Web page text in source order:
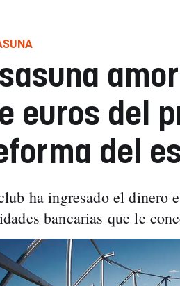
euros del
del
ha ingresado el dinero
bancarias que le